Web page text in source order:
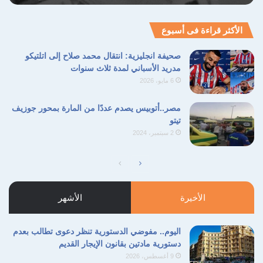
حقوقهم الأساسية في التعليم والرعاية الصحية.
ويأمل المعنيون أن يتم تغليب مصلحة الأطفال على
أي اعتبارات أخرى لضمان عدم تمرير تعديلات قد
تؤدي إلى نتائج لا تحمد عقباها على نسيج المجتمع
في جمهورية العراق.
العنف الأسري جمهورية العراق
قانون الأحوال الشخصية
نسخ الرابط
الأكثر قراءة فى أسبوع
صحيفة انجليزية: انتقال محمد صلاح إلى اتلتيكو
مدريد الأسباني لمدة ثلاث سنوات
6 مايو، 2026
مصر..أتوبيس يصدم عددًا من المارة بمحور جوزيف
تيتو
2 سبتمبر، 2024
الصفحة
السابقة
الصفحة
التالية
الأخيرة الأشهر
اليوم.. مفوضي الدستورية تنظر دعوى تطالب بعدم
دستورية مادتين بقانون الإيجار القديم
9 أغسطس، 2026